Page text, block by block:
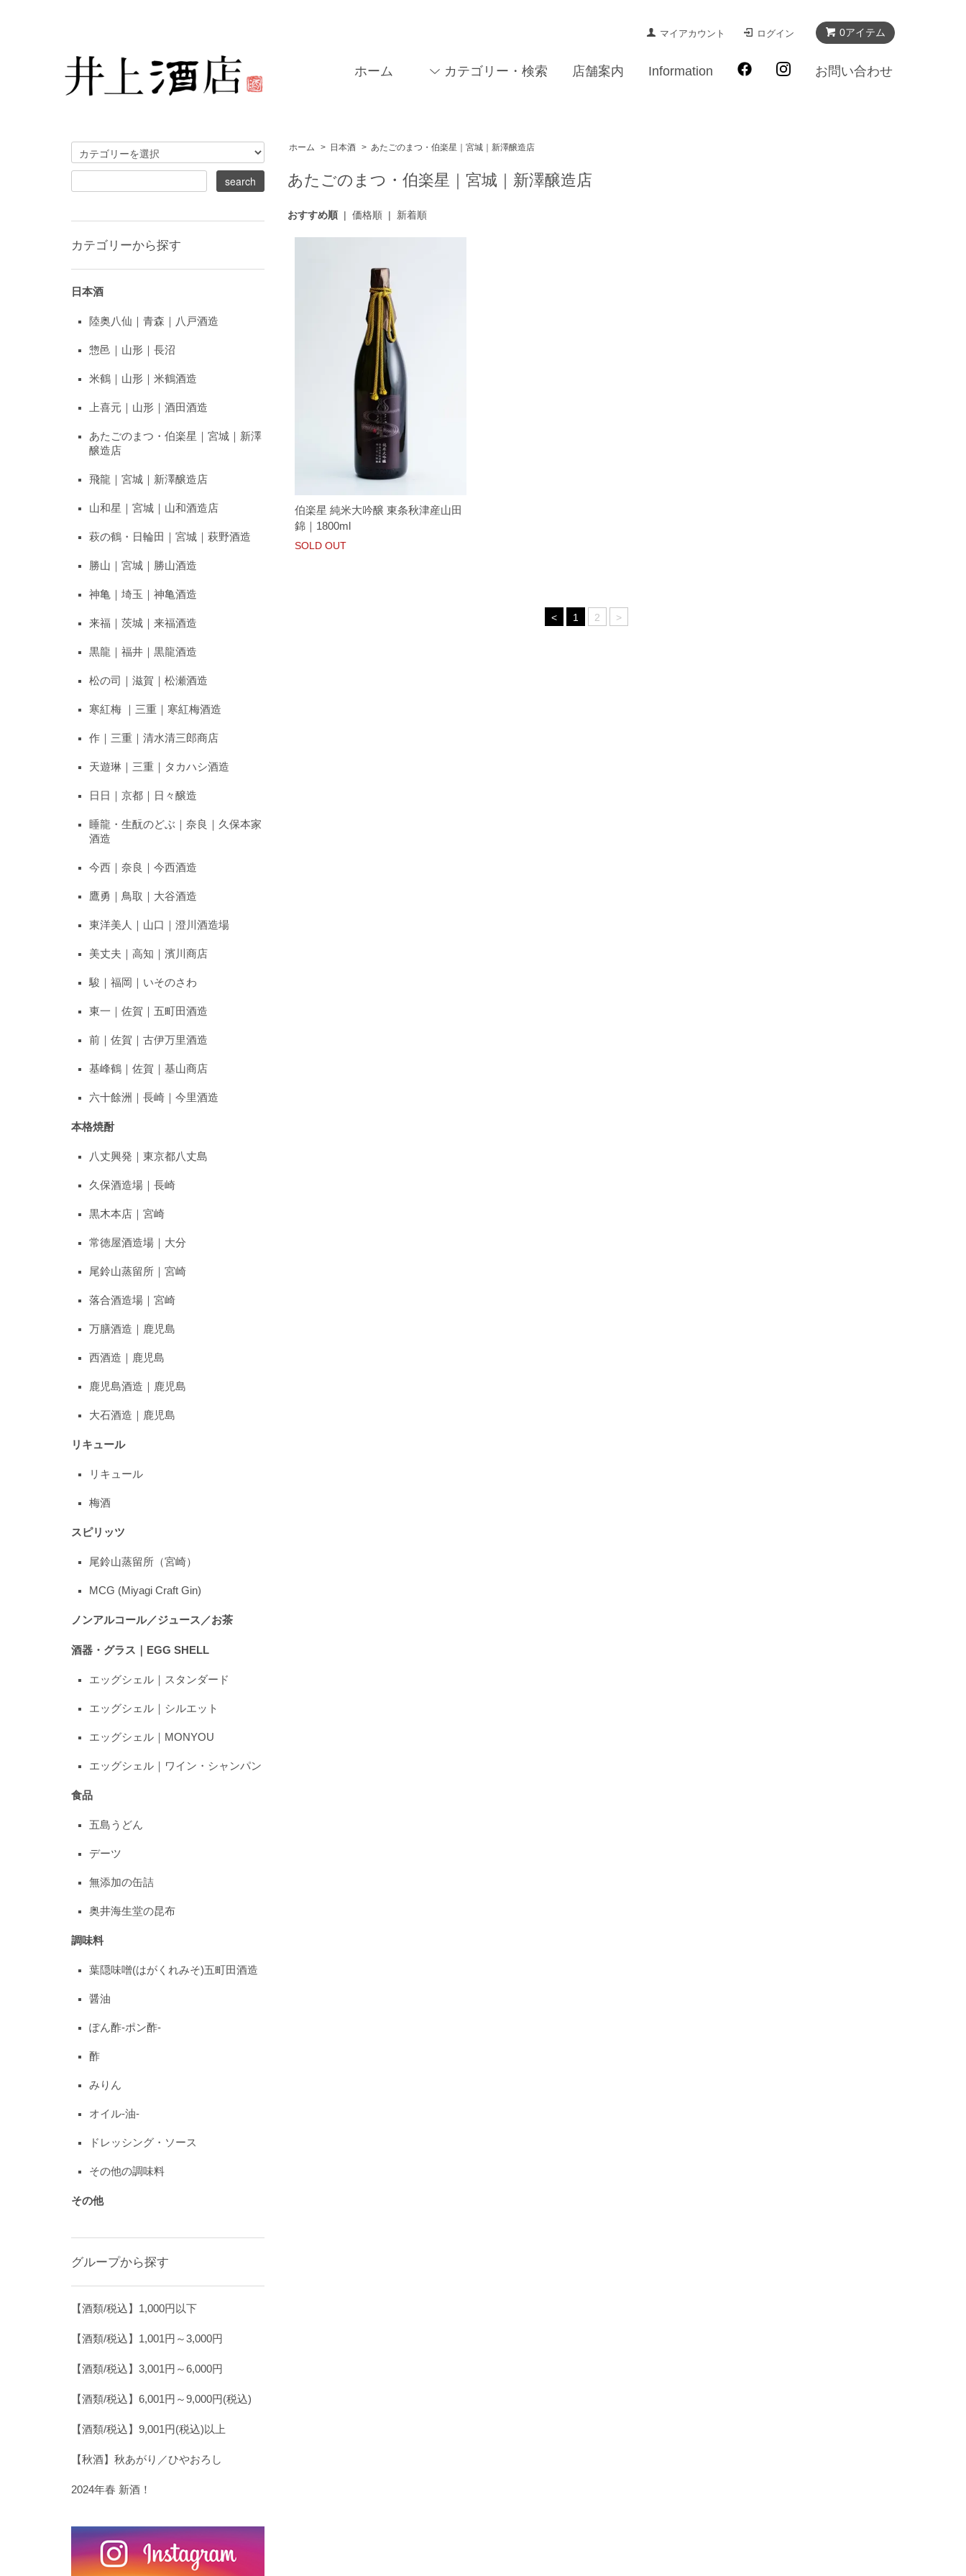
0アイテム
マイアカウント ログイン
ホーム カテゴリー・検索 店舗案内 Information お問い合わせ
ホーム > 日本酒 > あたごのまつ・伯楽星｜宮城｜新澤醸造店
あたごのまつ・伯楽星｜宮城｜新澤醸造店
おすすめ順| 価格順| 新着順
伯楽星 純米大吟醸 東条秋津産山田
錦｜1800ml
SOLD OUT
< 1 2 >
カテゴリーから探す
日本酒
陸奥八仙｜青森｜八戸酒造
惣邑｜山形｜長沼
米鶴｜山形｜米鶴酒造
上喜元｜山形｜酒田酒造
あたごのまつ・伯楽星｜宮城｜新澤
醸造店
飛龍｜宮城｜新澤醸造店
山和星｜宮城｜山和酒造店
萩の鶴・日輪田｜宮城｜萩野酒造
勝山｜宮城｜勝山酒造
神亀｜埼玉｜神亀酒造
来福｜茨城｜来福酒造
黒龍｜福井｜黒龍酒造
松の司｜滋賀｜松瀬酒造
寒紅梅 ｜三重｜寒紅梅酒造
作｜三重｜清水清三郎商店
天遊琳｜三重｜タカハシ酒造
日日｜京都｜日々醸造
睡龍・生酛のどぶ｜奈良｜久保本家
酒造
今西｜奈良｜今西酒造
鷹勇｜鳥取｜大谷酒造
東洋美人｜山口｜澄川酒造場
美丈夫｜高知｜濱川商店
駿｜福岡｜いそのさわ
東一｜佐賀｜五町田酒造
前｜佐賀｜古伊万里酒造
基峰鶴｜佐賀｜基山商店
六十餘洲｜長崎｜今里酒造
本格焼酎
八丈興発｜東京都八丈島
久保酒造場｜長崎
黒木本店｜宮崎
常徳屋酒造場｜大分
尾鈴山蒸留所｜宮崎
落合酒造場｜宮崎
万膳酒造｜鹿児島
西酒造｜鹿児島
鹿児島酒造｜鹿児島
大石酒造｜鹿児島
リキュール
リキュール
梅酒
スピリッツ
尾鈴山蒸留所（宮崎）
MCG (Miyagi Craft Gin)
ノンアルコール／ジュース／お茶
酒器・グラス｜EGG SHELL
エッグシェル｜スタンダード
エッグシェル｜シルエット
エッグシェル｜MONYOU
エッグシェル｜ワイン・シャンパン
食品
五島うどん
デーツ
無添加の缶詰
奥井海生堂の昆布
調味料
葉隠味噌(はがくれみそ)五町田酒造
醤油
ぽん酢-ポン酢-
酢
みりん
オイル-油-
ドレッシング・ソース
その他の調味料
その他
グループから探す
【酒類/税込】1,000円以下
【酒類/税込】1,001円～3,000円
【酒類/税込】3,001円～6,000円
【酒類/税込】6,001円～9,000円(税込)
【酒類/税込】9,001円(税込)以上
【秋酒】秋あがり／ひやおろし
2024年春 新酒！